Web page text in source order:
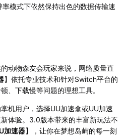
率模式下依然保持出色的数据传输速
动物森友会玩家来说，网络质量直
】依托专业技术和针对Switch平台的
、下载慢等问题的理想工具。
机用户，选择UU加速盒或UU加速
体验。3.0版本带来的丰富新玩法不
加速器】，让你在梦想岛屿的每一刻